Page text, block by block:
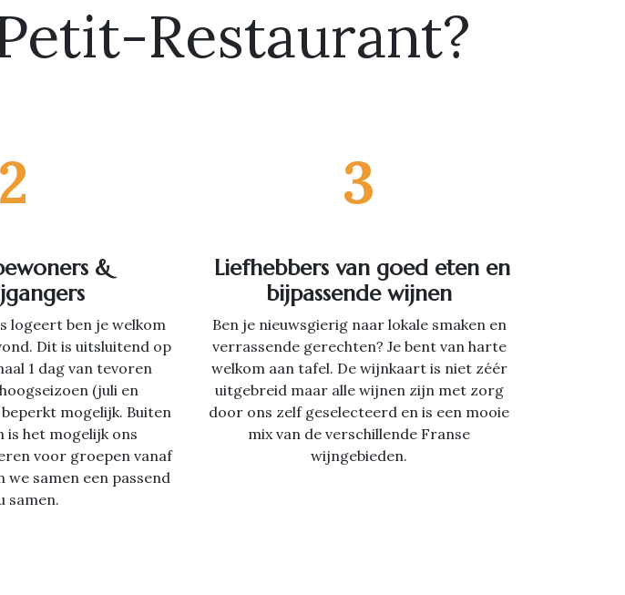
Restaurant?
2
&
logeert ben je welkom
Dit is uitsluitend op
1 dag van tevoren
(juli en
mogelijk. Buiten
is het mogelijk ons
voor groepen vanaf
we samen een passend
samen.
3
Liefhebbers van goed eten en
bijpassende wijnen
Ben je nieuwsgierig naar lokale smaken en
verrassende gerechten? Je bent van harte
welkom aan tafel. De wijnkaart is niet zéér
uitgebreid maar alle wijnen zijn met zorg
door ons zelf geselecteerd en is een mooie
mix van de verschillende Franse
wijngebieden.